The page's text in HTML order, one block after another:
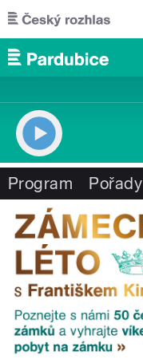
Přejít k hlavnímu obsahu
Program Pořady